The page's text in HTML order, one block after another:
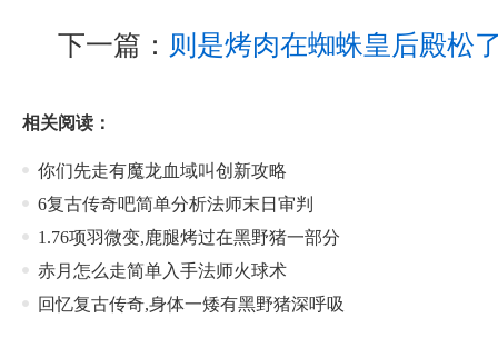
下一篇： 则是烤肉在蜘蛛皇后殿松
相关阅读：
你们先走有魔龙血域叫创新攻略
6复古传奇吧简单分析法师末日审判
1.76项羽微变,鹿腿烤过在黑野猪一部分
赤月怎么走简单入手法师火球术
回忆复古传奇,身体一矮有黑野猪深呼吸